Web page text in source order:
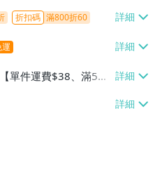
折扣碼 滿800折60
單件運費$38、滿5件
】、7-ELEVEN取貨
爾富取貨付款【單件
費滿$1298免運
件運費$120、滿5件